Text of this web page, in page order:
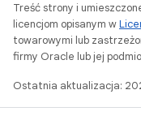
Treść strony i
licencjom opisanym w
towarowymi lub
firmy Oracle lub jej
Ostatnia aktualizacja: